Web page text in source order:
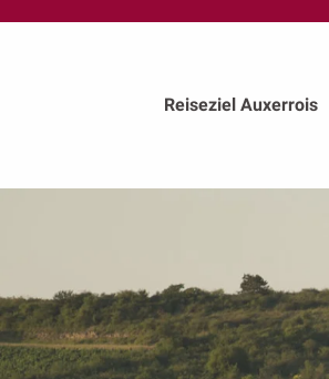
Reiseziel Auxerrois